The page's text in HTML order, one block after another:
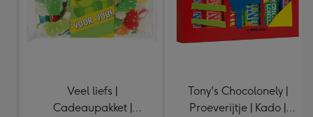
Veel liefs |
Cadeaupakket |
Tony's Chocolonely |
Proeverijtje | Kado |